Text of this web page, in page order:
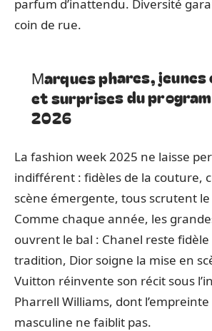
parfum d’inattendu. Diversité
coin de rue.
Marques phares,
et surprises du
2026
La fashion week 2025 ne laisse
indifférent : fidèles de la couture,
scène émergente, tous scrutent
Comme chaque année, les
ouvrent le bal : Chanel reste fidèle
tradition, Dior soigne la mise en
Vuitton réinvente son récit sous
Pharrell Williams, dont
masculine ne faiblit pas.